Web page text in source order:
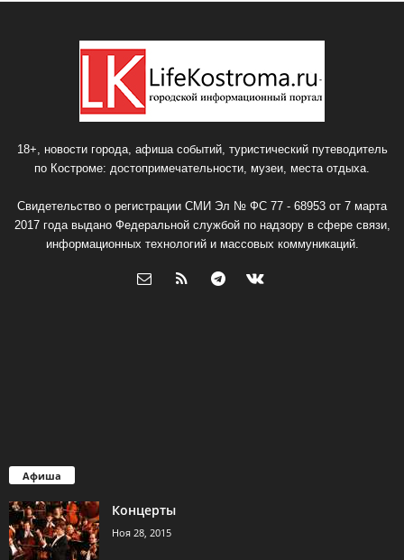
18+, новости города, афиша событий, туристический путеводитель
по Костроме: достопримечательности, музеи, места отдыха.
Свидетельство о регистрации СМИ Эл № ФС 77 - 68953 от 7 марта
2017 года выдано Федеральной службой по надзору в сфере связи,
информационных технологий и массовых коммуникаций.
Афиша
Концерты
Ноя 28, 2015